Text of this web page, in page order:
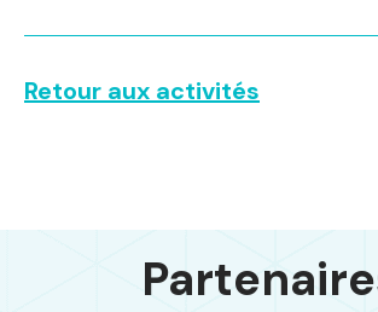
Retour aux activités